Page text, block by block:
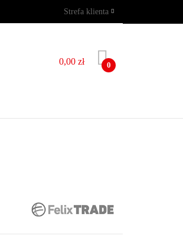
Strefa klienta
Zarejestruj się
Dodaj zgłoszenie
0,00 zł 0